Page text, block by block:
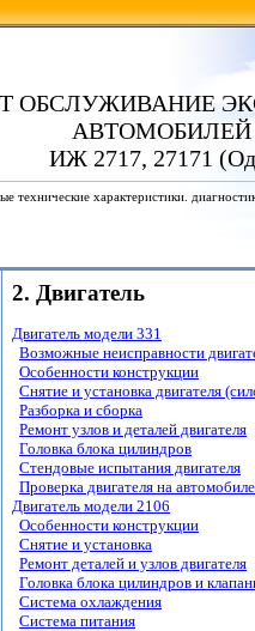
ОБСЛУЖИВАНИЕ
АВТОМОБИЛЕЙ
ИЖ 2717, 27171
технические характеристики.
2. Двигатель
Двигатель модели 331
Возможные неисправности
Особенности конструкции
Снятие и установка двигателя
Разборка и сборка
Ремонт узлов и деталей двигателя
Головка блока цилиндров
Стендовые испытания двигателя
Проверка двигателя на автомобиле
Двигатель модели 2106
Особенности конструкции
Снятие и установка
Ремонт деталей и узлов двигателя
Головка блока цилиндров и
Система охлаждения
Система питания